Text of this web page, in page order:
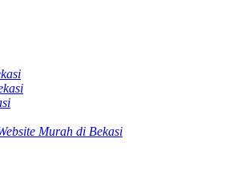
Murah di Bekasi